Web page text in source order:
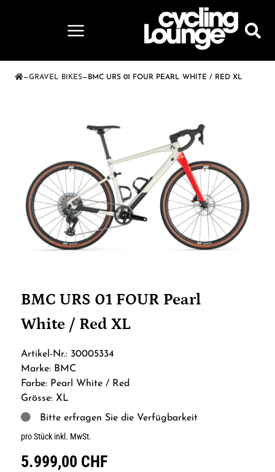
—GRAVEL BIKES— BMC URS 01 FOUR PEARL WHITE / RED XL
BMC URS 01 FOUR Pearl
White / Red XL
Artikel-Nr.: 30005334
Marke: BMC
Farbe: Pearl White / Red
Grösse: XL
Bitte erfragen Sie die Verfügbarkeit
pro Stück inkl. MwSt.
5.999,00 CHF